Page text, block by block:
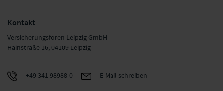
Kontakt
Versicherungsforen Leipzig GmbH
Hainstraße 16, 04109 Leipzig
+49 341 98988-0 E-Mail schreiben